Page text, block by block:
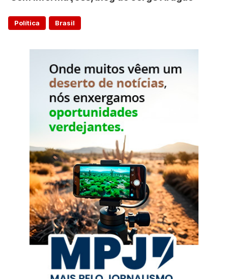
Política Brasil